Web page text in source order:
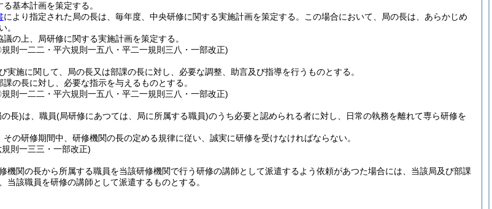
基本計画を策定する。
により指定された局の長は、毎年度、中央研修に関する実施計画を策定する。
この場合において、局の長は、あらかじめ
。
の上、局研修に関する実施計画を策定する。
則一二二・平六規則一五八・平二一規則三八・一部改正)
実施に関して、局の長又は部課の長に対し、必要な調整、助言及び指導を行うものとする。
の長に対し、必要な指示を与えるものとする。
則一二二・平六規則一五八・平二一規則三八・一部改正)
長)は、職員(局研修にあつては、局に所属する職員)のうち必要と認められる者に対し、日常の執務を離れて専ら研修を
の研修期間中、研修機関の長の定める規律に従い、誠実に研修を受けなければならない。
則一三三・一部改正)
機関の長から所属する職員を当該研修機関で行う研修の講師として派遣するよう依頼があつた場合には、当該局及び部課
当該職員を研修の講師として派遣するものとする。